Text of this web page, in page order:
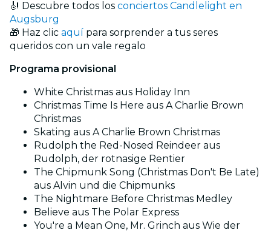
🎻 Descubre todos los conciertos Candlelight en
Augsburg
🎁 Haz clic aquí para sorprender a tus seres
queridos con un vale regalo
Programa provisional
White Christmas aus Holiday Inn
Christmas Time Is Here aus A Charlie Brown
Christmas
Skating aus A Charlie Brown Christmas
Rudolph the Red-Nosed Reindeer aus
Rudolph, der rotnasige Rentier
The Chipmunk Song (Christmas Don't Be Late)
aus Alvin und die Chipmunks
The Nightmare Before Christmas Medley
Believe aus The Polar Express
You're a Mean One, Mr. Grinch aus Wie der